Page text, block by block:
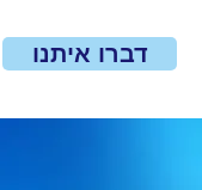
דברו איתנו